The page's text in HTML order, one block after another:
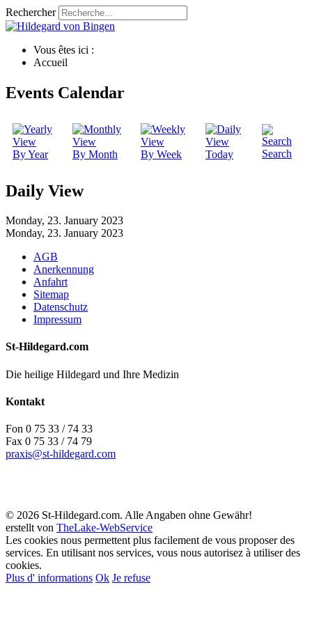
Rechercher
Vous êtes ici :
Accueil
Events Calendar
By Year By Month By Week Today Search
Daily View
Monday, 23. January 2023
Monday, 23. January 2023
AGB
Anerkennung
Anfahrt
Sitemap
Datenschutz
Impressum
St-Hildegard.com
Die heilige Hildegard und Ihre Medizin
Kontakt
Fon 0 75 33 / 74 33
Fax 0 75 33 / 74 79
praxis@st-hildegard.com
© 2026 St-Hildegard.com. Alle Angaben ohne Gewähr!
erstellt von TheLake-WebService
Les cookies nous permettent plus facilement de vous proposer des
services. En utilisant nos services, vous nous autorisez à utiliser des
cookies.
Plus d' informations Ok Je refuse